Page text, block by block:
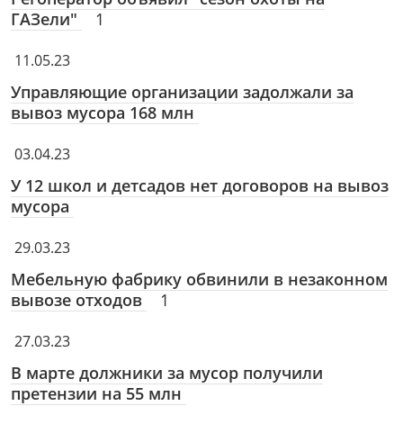
ГАЗели"
1
11.05.23
Управляющие организации задолжали за
вывоз мусора 168 млн
03.04.23
У 12 школ и детсадов нет договоров на вывоз
мусора
29.03.23
Мебельную фабрику обвинили в незаконном
вывозе отходов
1
27.03.23
В марте должники за мусор получили
претензии на 55 млн